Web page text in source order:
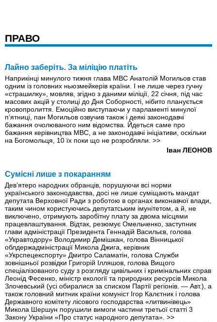
ПРАВО
Лайно заберіть. За міліцію платіть
Наприкінці минулого тижня глава МВС Анатолій Могильов став
одним iз головних ньюзмейкерів країни. І не лише через гучну
«страшилку», мов­ляв, згідно з даними міліції, 22 січня, під час
масових акцій у столиці до Дня Соборності, нібито планується
кровопролиття. Емоційно виступаючи у парламенті минулої
п’ятниці, пан Могильов озвучив також і деякі законодавчі
бажання очолюваного ним відомства. Йдеться саме про
бажання керівництва МВС, а не законодавчі ініціативи, оскільки
на Богомольця, 10 їх поки що не розробляли. >>
Іван ЛЕОНОВ
Сумісні лише з покаранням
Дев’ятеро народних обранців, порушуючи всі норми
українського законодавства, досі не лише суміщають мандат
депутата Верховної Ради з роботою в органах виконавчої влади,
таким чином користуючись депутатським імунітетом, а й, не
виключено, отримують заробітну плату за двома місцями
працевлаштування. Відтак, резюмує Омельченко, заступник
глави адміністрації Президента Геннадій Васильєв, голова
«Укравтодору» Володимир Демішкан, голова Вінницької
облдержадміністрації Микола Джига, керівник
«Укрспецекспорту» Дмитро Саламатін, голова Служби
зовнішньої розвідки Григорій Ілляшов, голова Вищого
спеціалізованого суду з розгляду цивільних і кримінальних справ
Леонід Фесенко, міністр екології та природних ресурсів Микола
Злочевський (усі обиралися за списком Партії регіонів. — Авт.), а
також головний митник країни комуніст Ігор Калєтник і голова
Державного комітету лісового господарства «литвинівець»
Микола Шершун порушили вимоги частини третьої статті 3
Закону України «Про статус народного депутата». >>